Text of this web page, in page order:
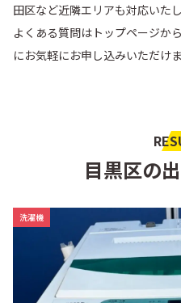
田区など近隣エリアも対応いた
よくある質問はトップページか
にお気軽にお申し込みいただけま
目黒区の
洗濯機